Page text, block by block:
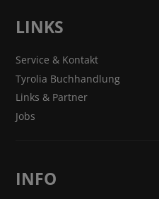
LINKS
Service & Kontakt
Tyrolia Buchhandlung
Links & Partner
Jobs
INFO